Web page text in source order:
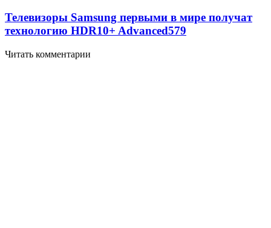
Телевизоры Samsung первыми в мире получат
технологию HDR10+ Advanced579
Читать комментарии